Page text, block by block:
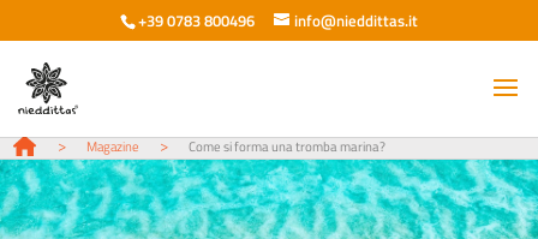
+39 0783 800496 info@nieddittas.it
> Magazine > Come si forma una tromba marina?